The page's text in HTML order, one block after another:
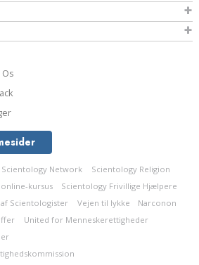
Scientology Network
Scientology Religion
kursus
Scientology Frivillige Hjælpere
Scientologister
Vejen til lykke
Narconon
United for Menneskerettigheder